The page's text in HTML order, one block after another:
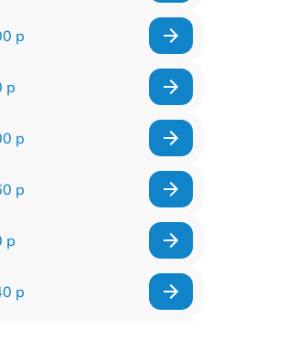
р
р
р
р
р
р